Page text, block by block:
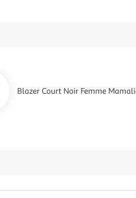
Blazer Court Noir Femme